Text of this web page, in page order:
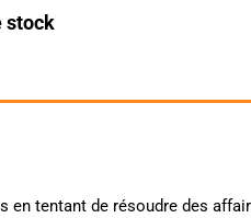
stock
en tentant de résoudre des